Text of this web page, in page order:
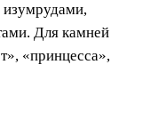
изумрудами,
Для камней
«принцесса»,